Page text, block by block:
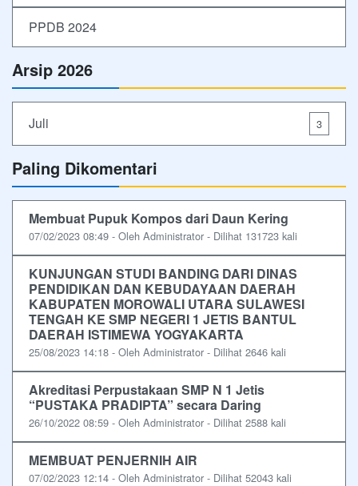
PPDB 2024
Arsip 2026
Juli 3
Paling Dikomentari
Membuat Pupuk Kompos dari Daun Kering
07/02/2023 08:49 - Oleh Administrator - Dilihat 131723 kali
KUNJUNGAN STUDI BANDING DARI DINAS
PENDIDIKAN DAN KEBUDAYAAN DAERAH
KABUPATEN MOROWALI UTARA SULAWESI
TENGAH KE SMP NEGERI 1 JETIS BANTUL
DAERAH ISTIMEWA YOGYAKARTA
25/08/2023 14:18 - Oleh Administrator - Dilihat 2646 kali
Akreditasi Perpustakaan SMP N 1 Jetis
“PUSTAKA PRADIPTA” secara Daring
26/10/2022 08:59 - Oleh Administrator - Dilihat 2588 kali
MEMBUAT PENJERNIH AIR
07/02/2023 12:14 - Oleh Administrator - Dilihat 52043 kali